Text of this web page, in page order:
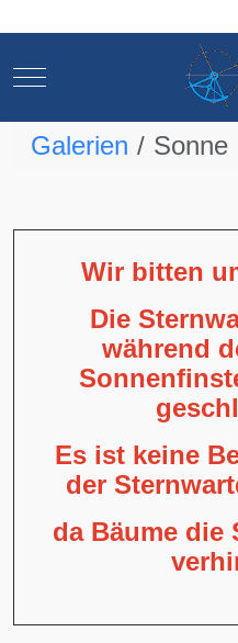
Mobile Menu Toggle
Galerien Sonne
Wir bitten
Die
während
Es ist keine
der
da Bäume die